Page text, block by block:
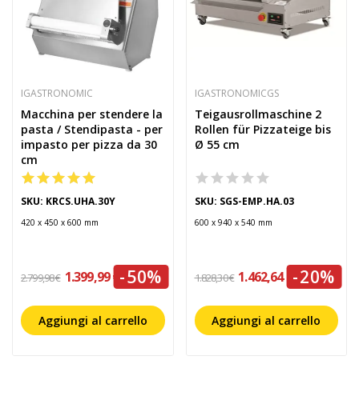
IGASTRONOMIC
Macchina per stendere la
pasta / Stendipasta - per
impasto per pizza da 30
cm
SKU: KRCS.UHA.30Y
420 x 450 x 600 mm
2.799,98 € 1.399,99 €-50%
Aggiungi al carrello
IGASTRONOMICGS
Teigausrollmaschine 2
Rollen für Pizzateige bis
Ø 55 cm
SKU: SGS-EMP.HA.03
600 x 940 x 540 mm
1.828,30 € 1.462,64 €-20%
Aggiungi al carrello